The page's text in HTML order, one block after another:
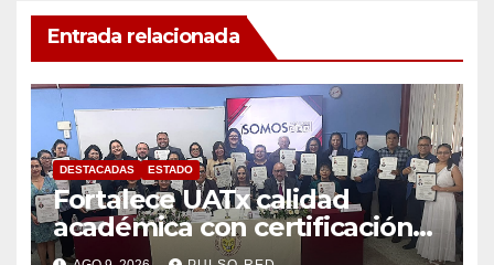
Entrada relacionada
DESTACADAS ESTADO
Fortalece UATx calidad
académica con certificación
ANFECA de 28 docentes de la